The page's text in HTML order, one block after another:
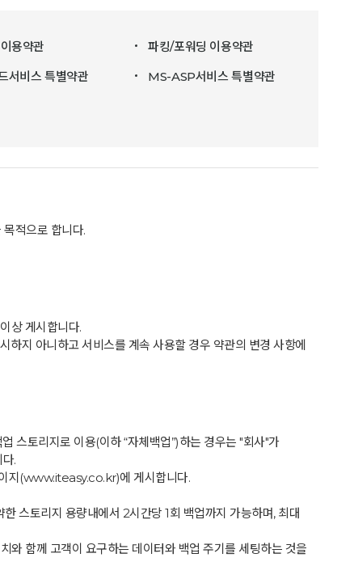
용약관
파킹/포워딩 이용약관
서비스 특별약관
MS-ASP서비스 특별약관
적으로 합니다.
상 게시합니다.
지 아니하고 서비스를 계속 사용할 경우 약관의 변경 사항에
스토리지로 이용(이하 “자체백업”)하는 경우는 "회사"가
.
지(www.iteasy.co.kr)에 게시합니다.
스토리지 용량내에서 2시간당 1회 백업까지 가능하며, 최대
와 함께 고객이 요구하는 데이터와 백업 주기를 세팅하는 것을